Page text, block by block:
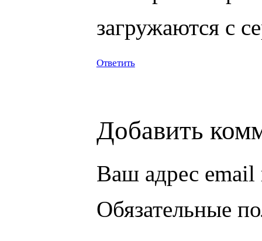
загружаются с
Ответить
Добавить
Ваш адрес email
Обязательные